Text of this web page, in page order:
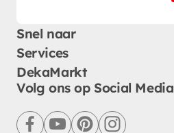
Snel naar
Services
DekaMarkt
Volg ons op Social Media